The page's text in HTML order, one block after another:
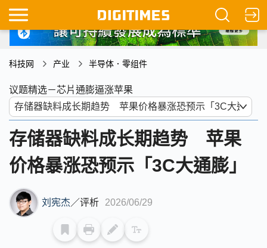
科技网 产业 半导体．零组件
议题精选－芯片通膨逼涨苹果
存储器缺料成长期趋势 苹果
价格暴涨恐预示「3C大通膨」
刘宪杰／评析 2026/06/29